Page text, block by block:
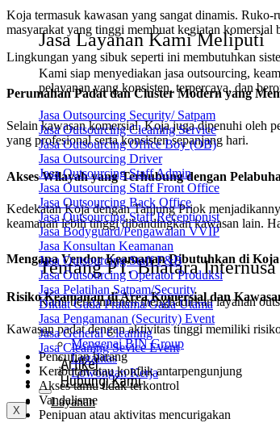
Jasa Layanan Kami Meliputi
Kami siap menyediakan jasa outsourcing,
pelayanan yang konsisten, terpercaya, dan
Jasa Outsourcing Security/ Satpam
Jasa Outsourcing Cleaning Service
Jasa Outsourcing Office Boy (OB)
Jasa Outsourcing Driver
Jasa Outsourcing Staff Admin
Jasa Outsourcing Staff Front Office
Jasa Outsourcing Back Office
Jasa Outsourcing Staff Receptionist
Jasa Bodyguard/Pengawalan VVIP
Jasa Konsultan Keamanan
Jasa Outsourcing Staff F&B
Jasa Outsourcing Operator Produksi
Jasa Pelatihan Satpam/Security
Diklat Gada Pratama/Gada Utama
Jasa Pengamanan (Security) Event
Jasa General Cleaning
Jasa Cleaning Sevice Event
Artikel
Hubungi Kami
X
Tentang PT. Bhatara
Kami berkomitmen menghadirkan layanan
Mengenai BIN Group
Legalitas
Lowongan Kerja
Layanan
Koja termasuk kawasan yang sangat dinamis.
masyarakat yang tinggi membuat kegiatan komersial
Lingkungan yang sibuk seperti ini membutuhkan
Perumahan Padat dan Cluster Modern yang
Selain kawasan komersial, Koja juga dipenuhi oleh
yang profesional serta konsisten sepanjang hari.
Akses Wilayah yang Terhubung dengan
Kedekatan Koja dengan Tanjung Priok
keamanan lebih tinggi dibandingkan kawasan lain.
Mengapa Vendor Keamanan Dibutuhkan di Koja
Risiko Keamanan di Area Komersial dan
Kawasan padat dengan aktivitas tinggi memiliki
Pencurian barang
Keributan atau konflik antarpengunjung
Akses tamu tidak terkontrol
Vandalisme
Penipuan atau aktivitas mencurigakan